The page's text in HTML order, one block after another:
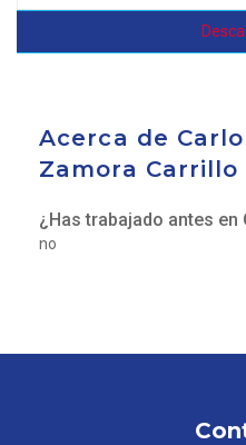
Acerca de
Zamora Carrillo
¿Has trabajado antes en
no